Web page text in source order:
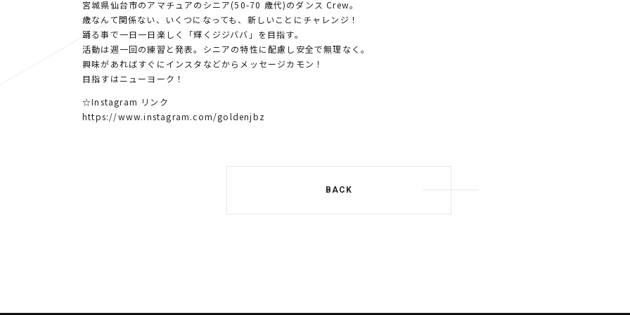
宮城県仙台市のアマチュアのシニア(50-70 歳代)のダンス Crew。
歳なんて関係ない、いくつになっても、新しいことにチャレンジ！
踊る事で一日一日楽しく「輝くジジババ」を目指す。
活動は週一回の練習と発表。シニアの特性に配慮し安全で無理なく。
興味があればすぐにインスタなどからメッセージカモン！
目指すはニューヨーク！
☆Instagram リンク
https://www.instagram.com/goldenjbz
BACK